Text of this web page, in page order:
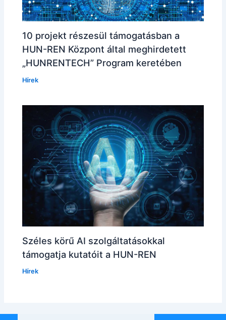
10 projekt részesül támogatásban a
HUN-REN Központ által meghirdetett
„HUNRENTECH” Program keretében
Hírek
Széles körű AI szolgáltatásokkal
támogatja kutatóit a HUN-REN
Hírek